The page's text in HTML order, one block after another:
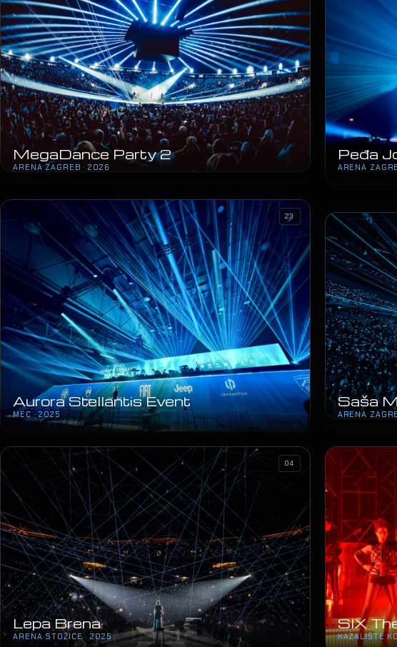
MegaDance Party 2
ARENA ZAGREB · 2026
Peđa
ARENA
Aurora Stellantis Event
MEC · 2025
23
Saša
ARENA
Lepa Brena
ARENA STOŽICE · 2025
04
SIX
KAZALIŠTE